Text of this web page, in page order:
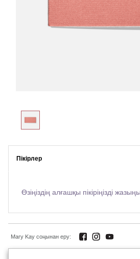
Пікірлер
Өзіңіздің алғашқы пікіріңізді
Mary Kay соңынан еру: